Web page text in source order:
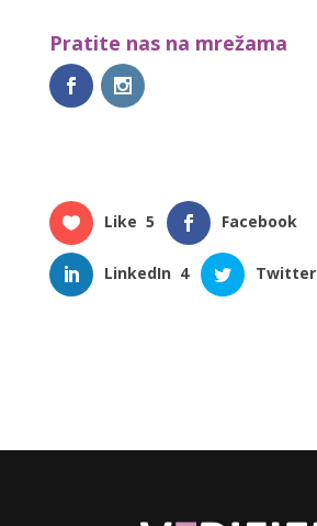
Pratite nas na mrežama
Like 5 Facebook
LinkedIn 4 Twitter